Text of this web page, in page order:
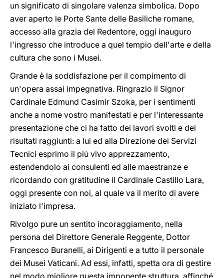
un significato di singolare valenza simbolica. Dopo
aver aperto le Porte Sante delle Basiliche romane,
accesso alla grazia del Redentore, oggi inauguro
l'ingresso che introduce a quel tempio dell'arte e della
cultura che sono i Musei.
Grande è la soddisfazione per il compimento di
un'opera assai impegnativa. Ringrazio il Signor
Cardinale Edmund Casimir Szoka, per i sentimenti
anche a nome vostro manifestati e per l'interessante
presentazione che ci ha fatto dei lavori svolti e dei
risultati raggiunti: a lui ed alla Direzione dei Servizi
Tecnici esprimo il più vivo apprezzamento,
estendendolo ai consulenti ed alle maestranze e
ricordando con gratitudine il Cardinale Castillo Lara,
oggi presente con noi, al quale va il merito di avere
iniziato l'impresa.
Rivolgo pure un sentito incoraggiamento, nella
persona del Direttore Generale Reggente, Dottor
Francesco Buranelli, ai Dirigenti e a tutto il personale
dei Musei Vaticani. Ad essi, infatti, spetta ora di gestire
nel modo migliore questa imponente struttura, affinché